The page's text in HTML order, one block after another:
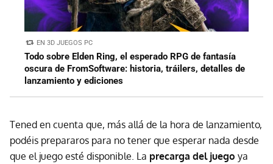
EN 3D JUEGOS PC
Todo sobre Elden Ring, el esperado RPG de fantasía
oscura de FromSoftware: historia, tráilers, detalles de
lanzamiento y ediciones
Tened en cuenta que, más allá de la hora de lanzamiento,
podéis prepararos para no tener que esperar nada desde
que el juego esté disponible. La precarga del juego ya